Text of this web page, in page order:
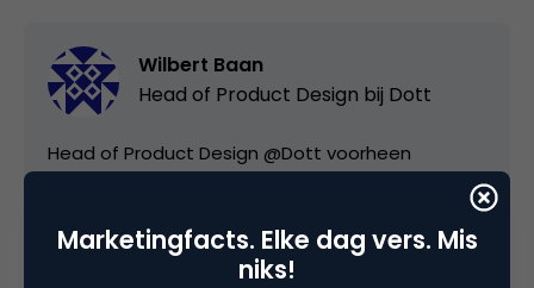
Wilbert Baan
Head of Product Design bij Dott
Head of Product Design @Dott voorheen
Marketingfacts. Elke dag vers. Mis
niks!